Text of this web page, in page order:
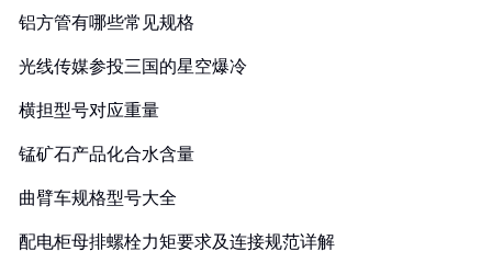
铝方管有哪些常见规格
光线传媒参投三国的星空爆冷
横担型号对应重量
锰矿石产品化合水含量
曲臂车规格型号大全
配电柜母排螺栓力矩要求及连接规范详解